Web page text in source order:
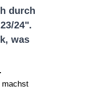
durch
24".
was
machst